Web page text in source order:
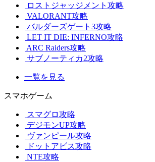
ロストジャッジメント攻略
VALORANT攻略
バルダーズゲート3攻略
LET IT DIE: INFERNO攻略
ARC Raiders攻略
サブノーティカ2攻略
一覧を見る
スマホゲーム
スマグロ攻略
デジモンUP攻略
ヴァンピール攻略
ドットアビス攻略
NTE攻略